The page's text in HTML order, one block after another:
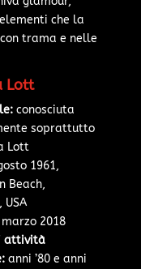
che la
trama e nelle
Lott
conosciuta
soprattutto
Lott
1961,
Beach,
2018
attività
anni ’80 e anni